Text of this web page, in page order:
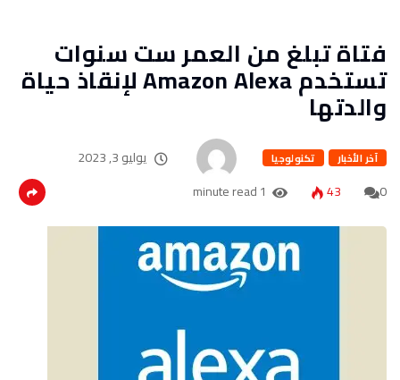
فتاة تبلغ من العمر ست سنوات
تستخدم Amazon Alexa لإنقاذ حياة
والدتها
آخر الأخبار تكنولوجيا
يوليو 3, 2023
0
43
1 minute read